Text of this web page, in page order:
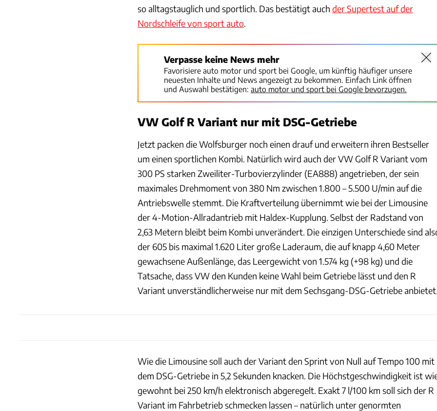
so alltagstauglich und sportlich. Das bestätigt auch der Supertest auf der
Nordschleife von sport auto
Verpasse keine News mehr
Favorisiere auto motor und sport bei Google, um künftig häufiger unsere
neuesten Inhalte und News angezeigt zu bekommen. Einfach Link öffnen
und Auswahl bestätigen: auto motor und sport bei Google bevorzugen.
VW Golf R Variant nur mit DSG-Getriebe
Jetzt packen die Wolfsburger noch einen drauf und erweitern ihren Bestseller
um einen sportlichen Kombi. Natürlich wird auch der VW Golf R Variant vom
300 PS starken Zweiliter-Turbovierzylinder (EA888) angetrieben, der sein
maximales Drehmoment von 380 Nm zwischen 1.800 – 5.500 U/min auf die
Antriebswelle stemmt. Die Kraftverteilung übernimmt wie bei der Limousine
der 4-Motion-Allradantrieb mit Haldex-Kupplung. Selbst der Radstand von
2,63 Metern bleibt beim Kombi unverändert. Die einzigen Unterschiede sind
der 605 bis maximal 1.620 Liter große Laderaum, die auf knapp 4,60 Meter
gewachsene Außenlänge, das Leergewicht von 1.574 kg (+98 kg) und die
Tatsache, dass VW den Kunden keine Wahl beim Getriebe lässt und den R
Variant unverständlicherweise nur mit dem Sechsgang-DSG-Getriebe
Wie die Limousine soll auch der Variant den Sprint von Null auf Tempo 100 mit
dem DSG-Getriebe in 5,2 Sekunden knacken. Die Höchstgeschwindigkeit ist
gewohnt bei 250 km/h elektronisch abgeregelt. Exakt 7 l/100 km soll sich der R
Variant im Fahrbetrieb schmecken lassen – natürlich unter genormten